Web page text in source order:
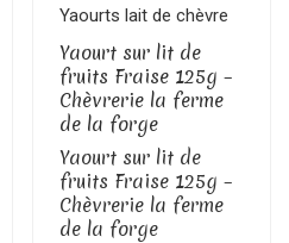
Yaourts lait de chèvre
Yaourt sur lit de
fruits Fraise 125g –
Chèvrerie la ferme
de la forge
Yaourt sur lit de
fruits Fraise 125g –
Chèvrerie la ferme
de la forge